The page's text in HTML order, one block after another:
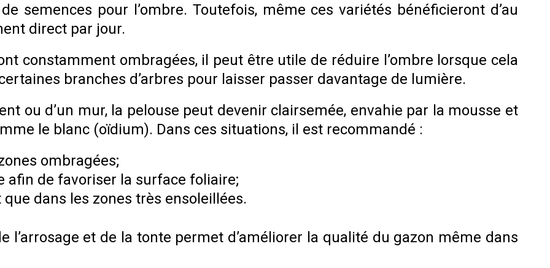
semences pour l’ombre. Toutefois, même ces variétés bénéficieront d’au
direct par jour.
constamment ombragées, il peut être utile de réduire l’ombre lorsque cela
branches d’arbres pour laisser passer davantage de lumière.
ou d’un mur, la pelouse peut devenir clairsemée, envahie par la mousse et
le blanc (oïdium). Dans ces situations, il est recommandé :
ombragées;
afin de favoriser la surface foliaire;
dans les zones très ensoleillées.
l’arrosage et de la tonte permet d’améliorer la qualité du gazon même dans